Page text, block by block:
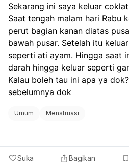
Sekarang ini saya keluar
Saat tengah malam hari Rabu
perut bagian kanan diatas
bawah pusar. Setelah itu
seperti ati ayam. Hingga saat
darah hingga keluar seperti
Kalau boleh tau ini apa ya
sebelumnya dok
Umum Menstruasi
Suka Bagikan